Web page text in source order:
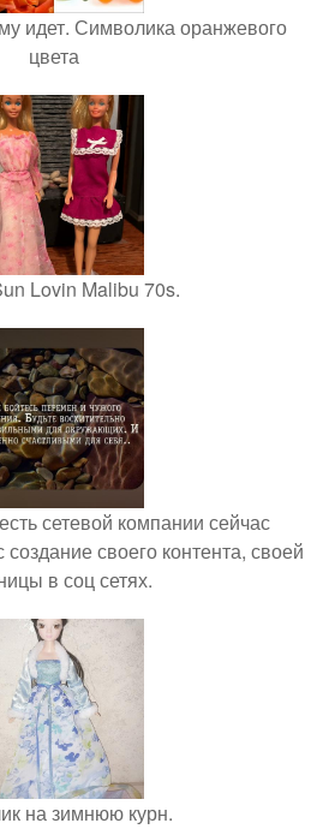
идет. Символика оранжевого
цвета
Lovin Malibu 70s.
сетевой компании сейчас
своего контента, своей
в соц сетях.
на зимнюю курн.